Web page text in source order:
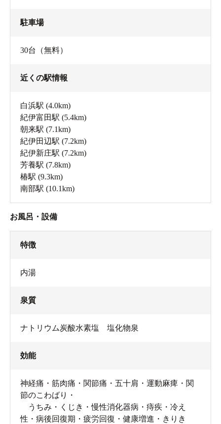
駐車場
30台（無料）
近くの駅情報
白浜駅 (4.0km)
紀伊富田駅 (5.4km)
朝来駅 (7.1km)
紀伊田辺駅 (7.2km)
紀伊新庄駅 (7.2km)
芳養駅 (7.8km)
椿駅 (9.3km)
南部駅 (10.1km)
お風呂・設備
特徴
内湯
泉質
ナトリウム炭酸水素塩 塩化物泉
効能
神経痛・筋肉痛・関節痛・五十肩・運動麻痺・関
節のこわばり・
うちみ・くじき・慢性消化器病・痔疾・冷え
性・病後回復期・疲労回復・健康増進・きりき